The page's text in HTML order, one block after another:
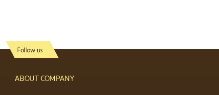
Follow us
ABOUT COMPANY